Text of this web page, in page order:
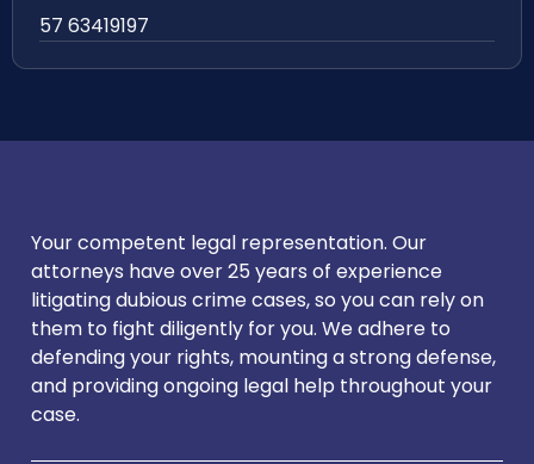
57 63419197
Your competent legal representation. Our
attorneys have over 25 years of experience
litigating dubious crime cases, so you can rely on
them to fight diligently for you. We adhere to
defending your rights, mounting a strong defense,
and providing ongoing legal help throughout your
case.